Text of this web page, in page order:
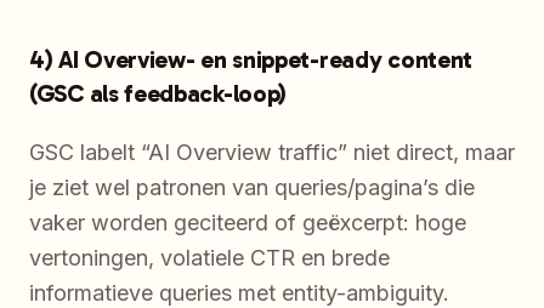
4) AI Overview- en snippet-ready content
(GSC als feedback-loop)
GSC labelt “AI Overview traffic” niet direct, maar
je ziet wel patronen van queries/pagina’s die
vaker worden geciteerd of geëxcerpt: hoge
vertoningen, volatiele CTR en brede
informatieve queries met entity-ambiguity.